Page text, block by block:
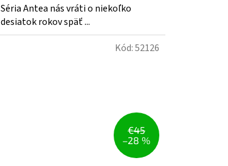
Séria Antea nás vráti o niekoľko
desiatok rokov späť ...
€45
–28 %
Kód:52126